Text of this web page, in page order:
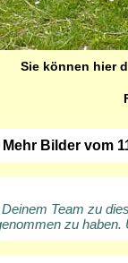
Sie können hier
Mehr Bilder vom
Team zu
zu